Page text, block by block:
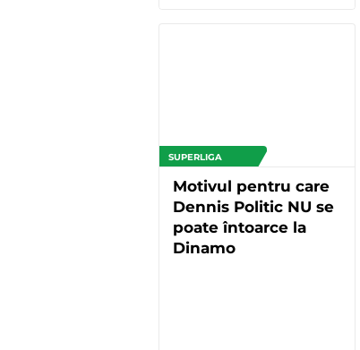
SUPERLIGA
Motivul pentru care
Dennis Politic NU se
poate întoarce la
Dinamo